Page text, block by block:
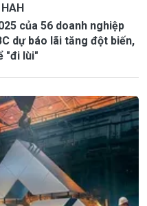
của 56 doanh nghiệp
dự báo lãi tăng đột biến,
"đi lùi"